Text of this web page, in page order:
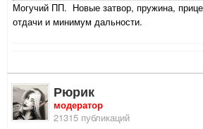
Могучий ПП. Новые затвор, пружина,
отдачи и минимум дальности.
Рюрик
модератор
21315 публикаций